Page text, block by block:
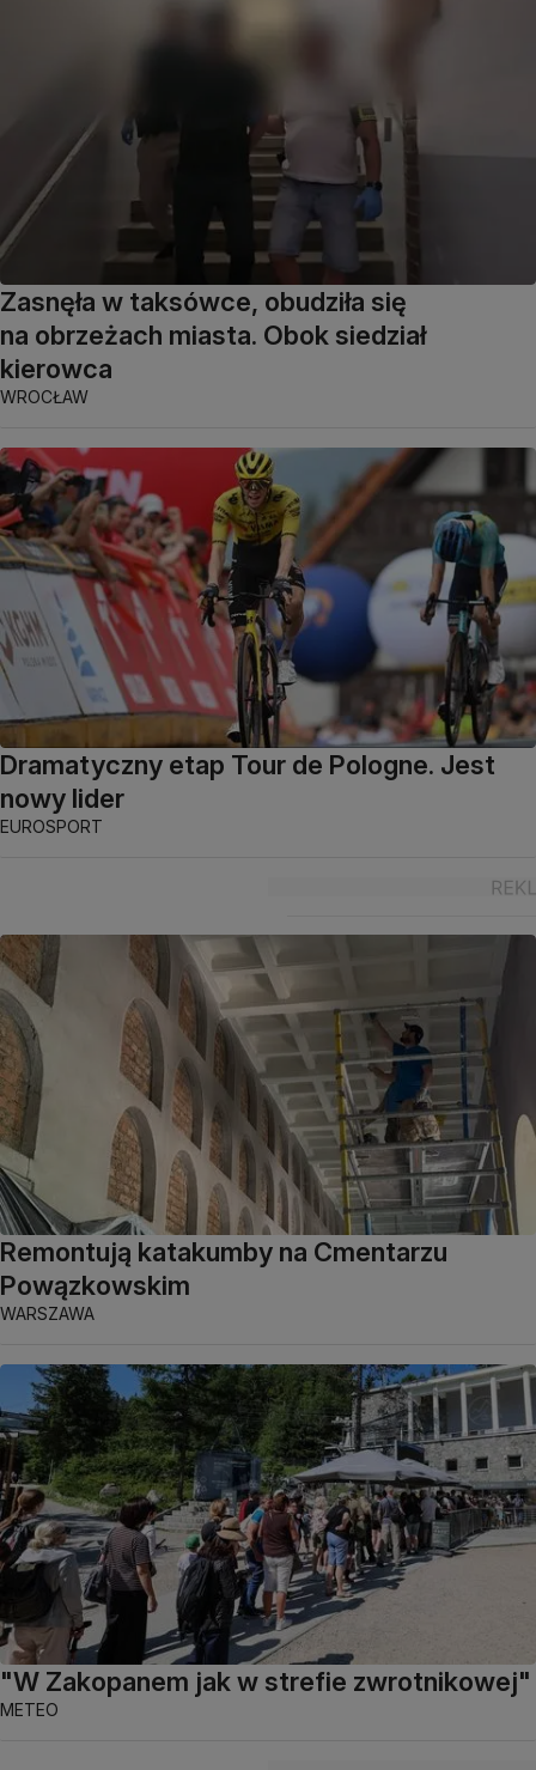
Zasnęła w taksówce, obudziła się
na obrzeżach miasta. Obok siedział
kierowca
WROCŁAW
Dramatyczny etap Tour de Pologne. Jest
nowy lider
EUROSPORT
Remontują katakumby na Cmentarzu
Powązkowskim
WARSZAWA
"W Zakopanem jak w strefie zwrotnikowej"
METEO